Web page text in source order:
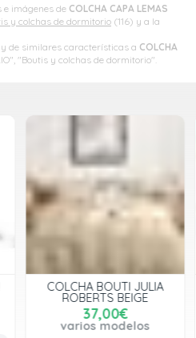
e imágenes de COLCHA CAPA LEMAS
y colchas de dormitorio (116) y a la
de similares características a COLCHA
"Boutis y colchas de dormitorio".
COLCHA BOUTI JULIA
ROBERTS BEIGE
37,00€
varios modelos